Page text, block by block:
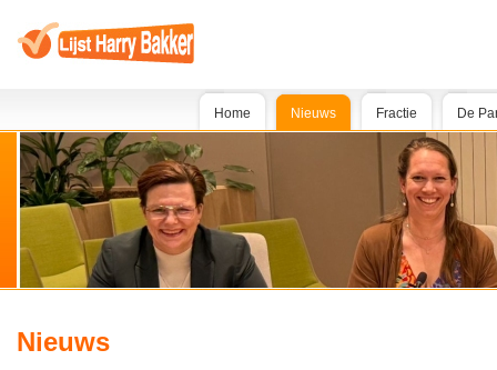
Home Nieuws Fractie De
Nieuws